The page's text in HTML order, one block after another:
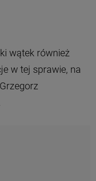
wątek również
w tej sprawie, na